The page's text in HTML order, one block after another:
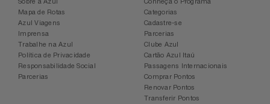
Mapa de Rotas
Azul Viagens
Imprensa
Trabalhe na Azul
Política de Privacidade
Responsabilidade Social
Parcerias
Categorias
Cadastre-se
Parcerias
Clube Azul
Cartão Azul Itaú
Passagens Internacionais
Comprar Pontos
Renovar Pontos
Transferir Pontos